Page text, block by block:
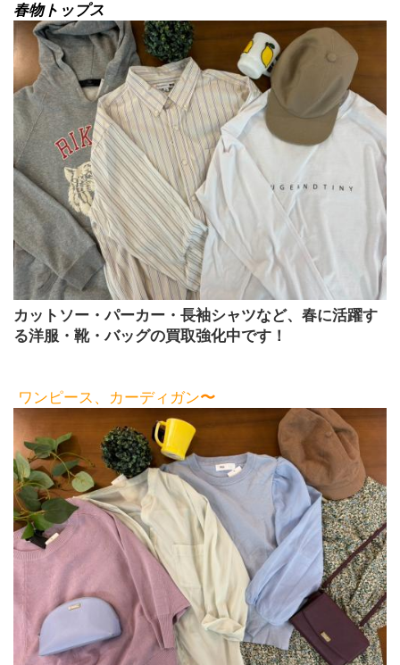
春物トップス
カットソー・パーカー・長袖シャツなど、春に活躍す
る洋服・靴・バッグの買取強化中です！
ワンピース、カーディガン〜